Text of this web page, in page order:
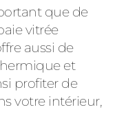
que de
vitrée
aussi de
et
profiter de
votre intérieur,